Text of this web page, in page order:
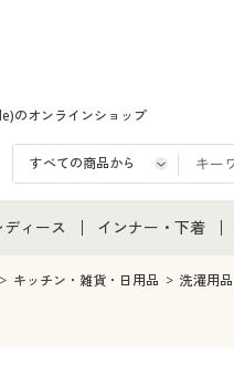
のオンラインショップ
ディース
ディース通販すべて
インナー・下着
インナー・下着通
キッチン・雑貨・日用品 洗濯用